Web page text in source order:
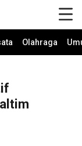
Olahraga